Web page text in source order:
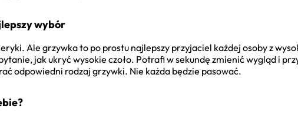
wybór
Ale grzywka to po prostu najlepszy przyjaciel każdej osoby z
jak ukryć wysokie czoło. Potrafi w sekundę zmienić wygląd i
odpowiedni rodzaj grzywki. Nie każda będzie pasować.